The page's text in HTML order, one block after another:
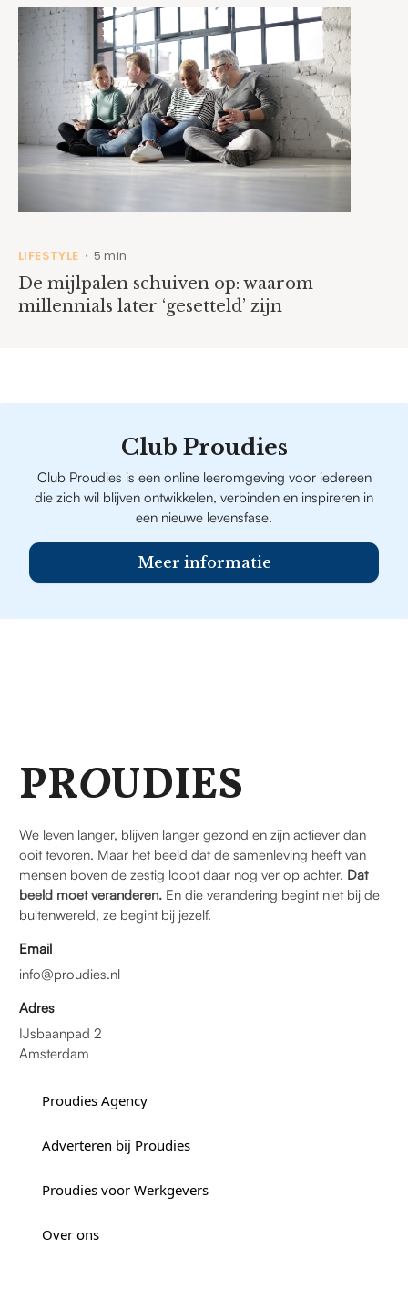
LIFESTYLE • 5 min
De mijlpalen schuiven op: waarom
millennials later ‘gesetteld’ zijn
Club Proudies
Club Proudies is een online leeromgeving voor iedereen
die zich wil blijven ontwikkelen, verbinden en inspireren in
een nieuwe levensfase.
Meer informatie
PROUDIES
We leven langer, blijven langer gezond en zijn actiever dan
ooit tevoren. Maar het beeld dat de samenleving heeft van
mensen boven de zestig loopt daar nog ver op achter. Dat
beeld moet veranderen. En die verandering begint niet bij de
buitenwereld, ze begint bij jezelf.
Email
info@proudies.nl
Adres
IJsbaanpad 2
Amsterdam
Proudies Agency
Adverteren bij Proudies
Proudies voor Werkgevers
Over ons